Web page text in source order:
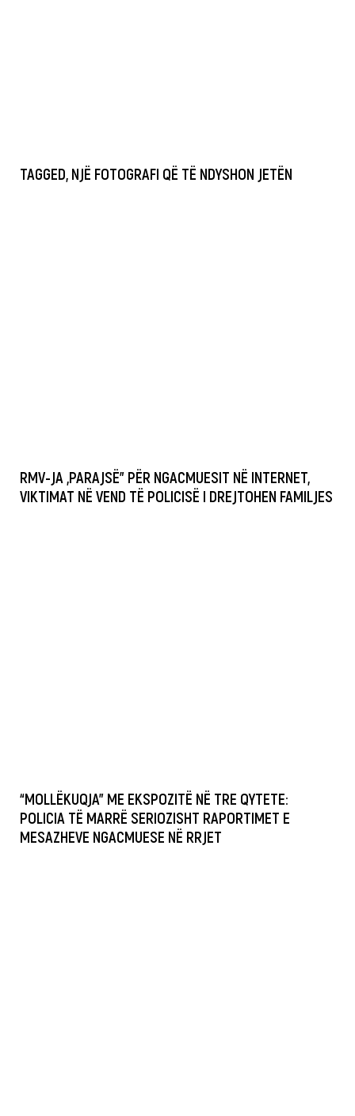
TAGGED, NJË FOTOGRAFI QË TË NDYSHON JETËN
RMV-JA „PARAJSË” PËR NGACMUESIT NË INTERNET,
VIKTIMAT NË VEND TË POLICISË I DREJTOHEN FAMILJES
“MOLLËKUQJA” ME EKSPOZITË NË TRE QYTETE:
POLICIA TË MARRË SERIOZISHT RAPORTIMET E
MESAZHEVE NGACMUESE NË RRJET